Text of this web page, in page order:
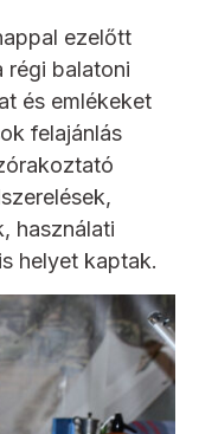
ezelőtt
régi balatoni
és emlékeket
felajánlás
használati
helyet kaptak.